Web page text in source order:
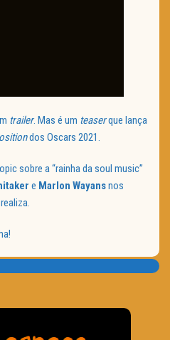
trailer. Mas é um teaserque lança
dos Oscars 2021.
sobre a “rainha da soul music”
e Marlon Wayansnos
realiza.